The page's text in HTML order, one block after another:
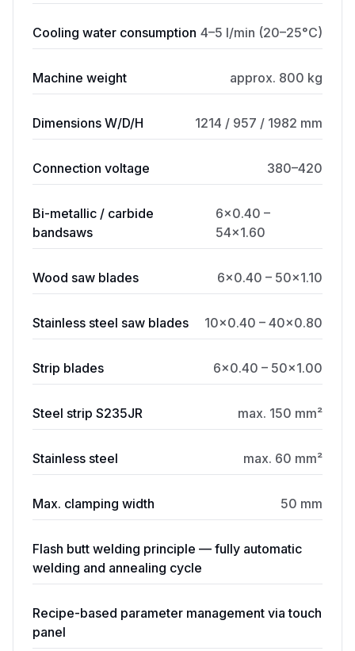
Cooling water consumption 4–5 l/min (20–25°C)
Machine weight approx. 800 kg
Dimensions W/D/H 1214 / 957 / 1982 mm
Connection voltage 380–420
Bi-metallic / carbide
bandsaws
6×0.40 –
54×1.60
Wood saw blades 6×0.40 – 50×1.10
Stainless steel saw blades 10×0.40 – 40×0.80
Strip blades 6×0.40 – 50×1.00
Steel strip S235JR max. 150 mm²
Stainless steel max. 60 mm²
Max. clamping width 50 mm
Flash butt welding principle — fully automatic
welding and annealing cycle
Recipe-based parameter management via touch
panel